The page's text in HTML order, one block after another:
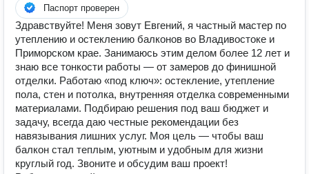
Паспорт проверен
Здравствуйте! Меня зовут Евгений, я частный мастер по
утеплению и остеклению балконов во Владивостоке и
Приморском крае. Занимаюсь этим делом более 12 лет и
знаю все тонкости работы — от замеров до финишной
отделки. Работаю «под ключ»: остекление, утепление
пола, стен и потолка, внутренняя отделка современными
материалами. Подбираю решения под ваш бюджет и
задачу, всегда даю честные рекомендации без
навязывания лишних услуг. Моя цель — чтобы ваш
балкон стал теплым, уютным и удобным для жизни
круглый год. Звоните и обсудим ваш проект!